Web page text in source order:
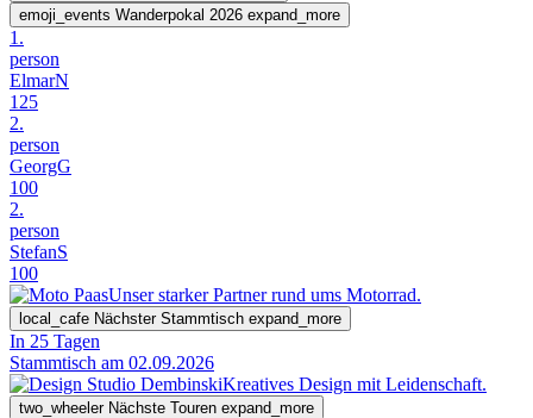
emoji_events Wanderpokal 2026 expand_more
1.
person
ElmarN
125
2.
person
GeorgG
100
2.
person
StefanS
100
Unser starker Partner rund ums Motorrad.
local_cafe Nächster Stammtisch expand_more
In 25 Tagen
Stammtisch am 02.09.2026
Kreatives Design mit Leidenschaft.
two_wheeler Nächste Touren expand_more